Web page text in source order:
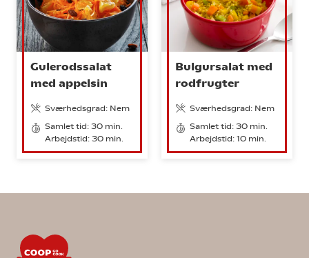
Gulerodssalat
med appelsin
Sværhedsgrad: Nem
Samlet tid: 30 min.
Arbejdstid: 30 min.
Bulgursalat med
rodfrugter
Sværhedsgrad: Nem
Samlet tid: 30 min.
Arbejdstid: 10 min.